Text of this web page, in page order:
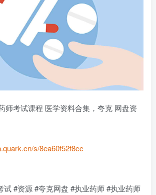
师考试课程 医学资料合集，夸克 网盘资
s/8ea60f52f8cc
#资源 #夸克网盘 #执业药师 #执业药师